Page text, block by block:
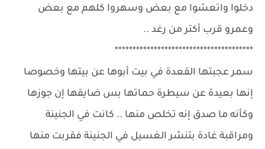
دخلوا واتعشوا مع بعض وسهروا كلهم مع بعض
وعمرو قرب أكتر من رغد ..
***************************************
سمر عجبتها القعدة في بيت أبوها عن بيتها وخصوصا
إنها بعيدة عن سيطرة حماتها بس ضايقها إن جوزها
وكأنه ما صدق إنه تخلص منها .. كانت في الجنينة
ومراقبة غادة بتنشر الغسيل في الجنينة فقربت منها